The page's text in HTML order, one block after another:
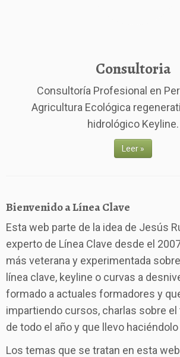
Consultoria
Consultoría Profesional en
Agricultura Ecológica
hidrológico Keyline.
Leer »
Bienvenido a Línea Clave
Esta web parte de la idea de Jesús
experto de Línea Clave desde el
más veterana y experimentada
línea clave, keyline o curvas a
formado a actuales formadores y
impartiendo cursos, charlas sobre el
de todo el año y que llevo
Los temas que se tratan en esta